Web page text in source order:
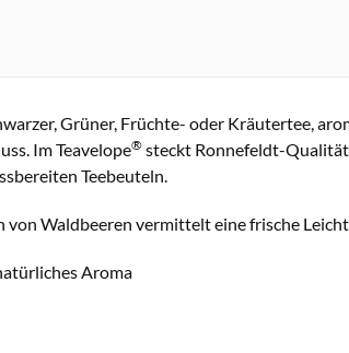
Grüner, Früchte- oder Kräutertee,
Im Teavelope® steckt Ronnefeldt-
Teebeuteln.
Waldbeeren vermittelt eine frische
Aroma